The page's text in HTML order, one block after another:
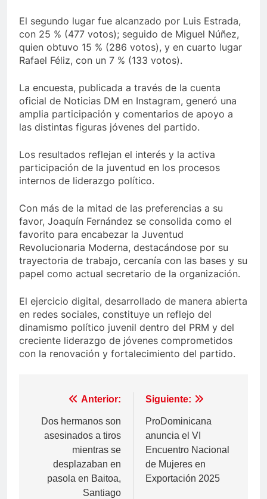
El segundo lugar fue alcanzado por Luis Estrada,
con 25 % (477 votos); seguido de Miguel Núñez,
quien obtuvo 15 % (286 votos), y en cuarto lugar
Rafael Féliz, con un 7 % (133 votos).
La encuesta, publicada a través de la cuenta
oficial de Noticias DM en Instagram, generó una
amplia participación y comentarios de apoyo a
las distintas figuras jóvenes del partido.
Los resultados reflejan el interés y la activa
participación de la juventud en los procesos
internos de liderazgo político.
Con más de la mitad de las preferencias a su
favor, Joaquín Fernández se consolida como el
favorito para encabezar la Juventud
Revolucionaria Moderna, destacándose por su
trayectoria de trabajo, cercanía con las bases y su
papel como actual secretario de la organización.
El ejercicio digital, desarrollado de manera abierta
en redes sociales, constituye un reflejo del
dinamismo político juvenil dentro del PRM y del
creciente liderazgo de jóvenes comprometidos
con la renovación y fortalecimiento del partido.
Navegación
de
entradas
Anterior:
Dos hermanos son
asesinados a tiros
mientras se
desplazaban en
pasola en Baitoa,
Santiago
Siguiente:
ProDominicana
anuncia el VI
Encuentro Nacional
de Mujeres en
Exportación 2025